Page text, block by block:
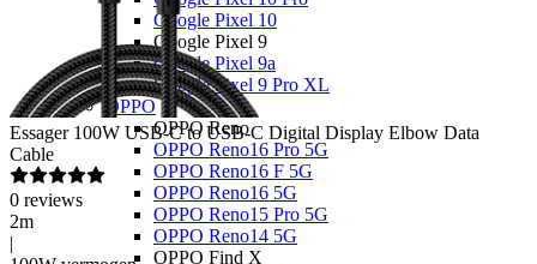
Google Pixel 10
Google Pixel 9
Google Pixel 9a
Google Pixel 9 Pro XL
OPPO
OPPO Reno
OPPO Reno16 Pro 5G
OPPO Reno16 F 5G
OPPO Reno16 5G
OPPO Reno15 Pro 5G
OPPO Reno14 5G
OPPO Find X
Essager 100W USB-C to USB-C Digital Display Elbow Data
Cable
0 reviews
2m
|